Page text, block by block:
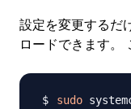
設定を変更するだ
ロードできます。
sudo